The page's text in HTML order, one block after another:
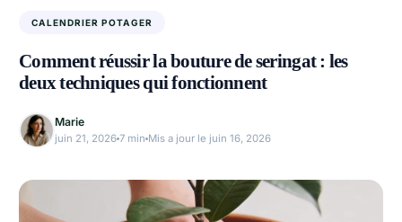
CALENDRIER POTAGER
Comment réussir la bouture de seringat : les
deux techniques qui fonctionnent
Marie
juin 21, 2026 7 min Mis a jour le juin 16, 2026